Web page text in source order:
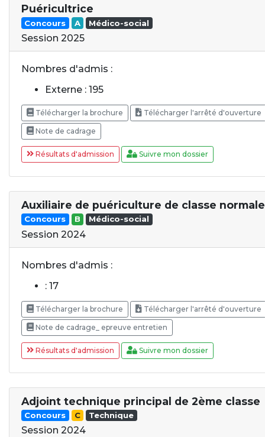
Puéricultrice
Concours A Médico-social
Session 2025
Nombres d'admis :
Externe : 195
Télécharger la brochure Télécharger l'arrêté d'ouverture
Note de cadrage
Résultats d'admission Suivre mon dossier
Auxiliaire de puériculture de classe normale
Concours B Médico-social
Session 2024
Nombres d'admis :
: 17
Télécharger la brochure Télécharger l'arrêté d'ouverture
Note de cadrage_ epreuve entretien
Résultats d'admission Suivre mon dossier
Adjoint technique principal de 2ème classe
Concours C Technique
Session 2024